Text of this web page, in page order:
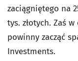
zaciągniętego na
tys. złotych. Zaś
powinny zacząć
Investments.